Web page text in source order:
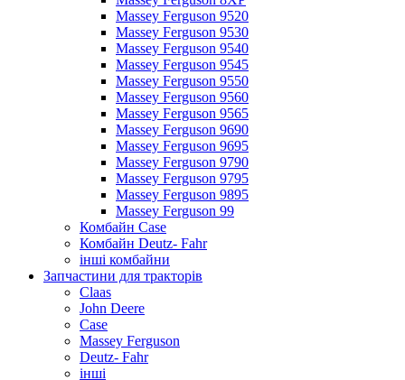
Massey Ferguson 9520
Massey Ferguson 9530
Massey Ferguson 9540
Massey Ferguson 9545
Massey Ferguson 9550
Massey Ferguson 9560
Massey Ferguson 9565
Massey Ferguson 9690
Massey Ferguson 9695
Massey Ferguson 9790
Massey Ferguson 9795
Massey Ferguson 9895
Massey Ferguson 99
Комбайн Case
Комбайн Deutz- Fahr
інші комбайни
Запчастини для тракторів
Claas
John Deere
Case
Massey Ferguson
Deutz- Fahr
інші